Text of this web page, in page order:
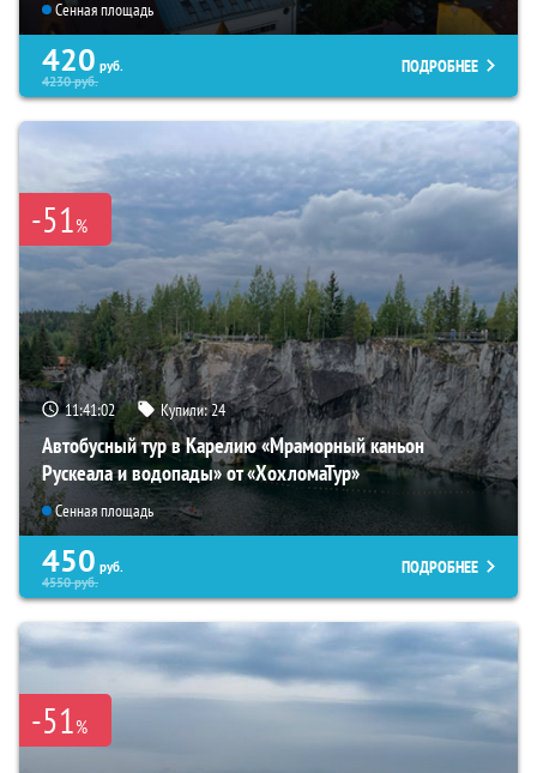
Сенная площадь
420 руб.
4230руб.
ПОДРОБНЕЕ
-51%
11:41:00 Купили:24
Автобусный тур в Карелию «Мраморный каньон
Рускеала и водопады» от «ХохломаТур»
Сенная площадь
450 руб.
4550руб.
ПОДРОБНЕЕ
-51%